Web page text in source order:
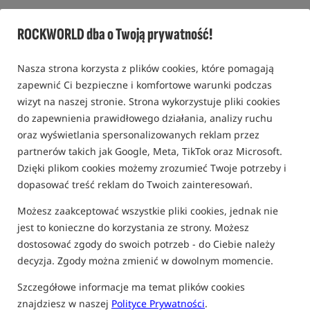
ROCKWORLD dba o Twoją prywatność!
Nasza strona korzysta z plików cookies, które pomagają
zapewnić Ci bezpieczne i komfortowe warunki podczas
wizyt na naszej stronie. Strona wykorzystuje pliki cookies
do zapewnienia prawidłowego działania, analizy ruchu
oraz wyświetlania spersonalizowanych reklam przez
partnerów takich jak Google, Meta, TikTok oraz Microsoft.
Dzięki plikom cookies możemy zrozumieć Twoje potrzeby i
dopasować treść reklam do Twoich zainteresowań.
Możesz zaakceptować wszystkie pliki cookies, jednak nie
jest to konieczne do korzystania ze strony. Możesz
dostosować zgody do swoich potrzeb - do Ciebie należy
decyzja. Zgody można zmienić w dowolnym momencie.
Szczegółowe informacje ma temat plików cookies
znajdziesz w naszej Polityce Prywatności.
7 opinii | ponad 170 osób kupiło ten produkt